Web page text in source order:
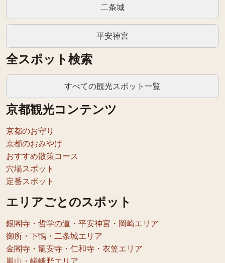
二条城
平安神宮
全スポット検索
すべての観光スポット一覧
京都観光コンテンツ
京都のお守り
京都のおみやげ
おすすめ散策コース
穴場スポット
定番スポット
エリアごとのスポット
銀閣寺・哲学の道・平安神宮・岡崎エリア
御所・下鴨・二条城エリア
金閣寺・龍安寺・仁和寺・衣笠エリア
嵐山・嵯峨野エリア